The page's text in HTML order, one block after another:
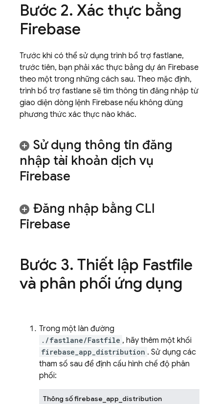
Bước 2. Xác thực bằng
Firebase
Trước khi có thể sử dụng trình bổ trợ fastlane,
trước tiên, bạn phải xác thực bằng dự án Firebase
theo một trong những cách sau. Theo mặc định,
trình bổ trợ fastlane sẽ tìm thông tin đăng nhập từ
giao diện dòng lệnh Firebase nếu không dùng
phương thức xác thực nào khác.
Sử dụng thông tin đăng
nhập tài khoản dịch vụ
Firebase
Đăng nhập bằng CLI
Firebase
Bước 3. Thiết lập Fastfile
và phân phối ứng dụng
Trong một làn đường
./fastlane/Fastfile , hãy thêm một khối
firebase_app_distribution . Sử dụng các
tham số sau để định cấu hình chế độ phân
phối:
Thông số firebase_app_distribution